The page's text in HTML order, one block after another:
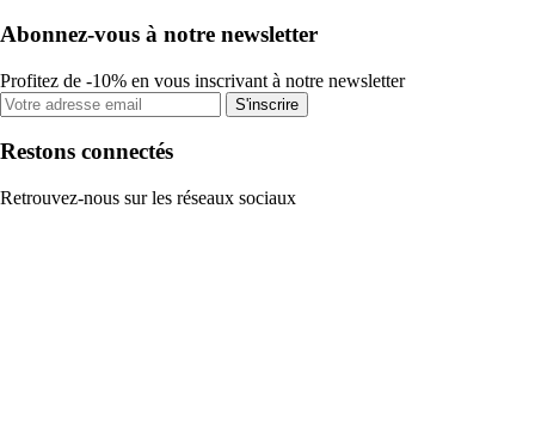
Abonnez-vous à notre newsletter
Profitez de -10% en vous inscrivant à notre newsletter
S'inscrire
Restons connectés
Retrouvez-nous sur les réseaux sociaux